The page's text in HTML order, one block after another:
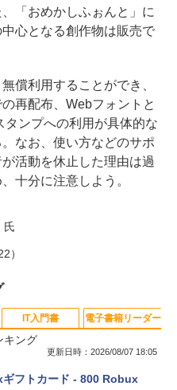
「おめかしふぉんと」に
心となる創作物は販売で
償利用することができ、
再配布、Webフォントと
タンプへの利用が具体的な
なお、使い方などのサポ
活動を休止した理由は過
十分に注意しよう。
氏
）
MacBook Neo A18 Pr
キング
更新日時：2026/08/07 18:05
フトカード - 800 Robux
IT入門書 電子書籍リーダー